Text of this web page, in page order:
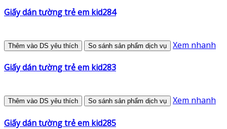
Giấy dán tường trẻ em kid284
Thêm vào DS yêu thích So sánh sản phẩm dịch vụ Xem nhanh
Giấy dán tường trẻ em kid283
Thêm vào DS yêu thích So sánh sản phẩm dịch vụ Xem nhanh
Giấy dán tường trẻ em kid285